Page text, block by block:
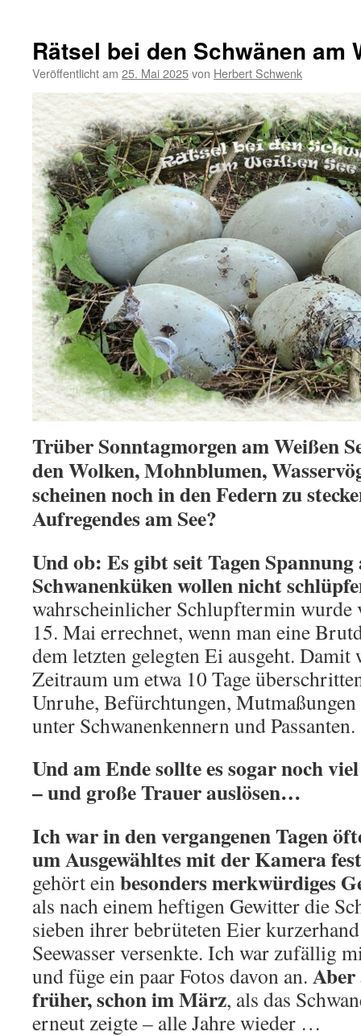
Rätsel bei den Schwänen am
Veröffentlicht am 25. Mai 2025von Herbert Schwenk
Trüber Sonntagmorgen am Weißen
den Wolken, Mohnblumen,
scheinen noch in den Federn zu
Aufregendes am See?
Und ob: Es gibt seit Tagen Spannung
Schwanenküken wollen nicht
wahrscheinlicher Schlupftermin wurde
15. Mai errechnet, wenn man eine
dem letzten gelegten Ei ausgeht. Damit
Zeitraum um etwa 10 Tage
Unruhe, Befürchtungen,
unter Schwanenkennern und Passanten.
Und am Ende sollte es sogar noch
– und große Trauer auslösen…
Ich war in den vergangenen Tagen
um Ausgewähltes mit der Kamera
gehört einbesonders merkwürdiges
als nach einem heftigen Gewitter die
sieben ihrer bebrüteten Eier
Seewasser versenkte. Ich war zufällig
und füge ein paar Fotos davon an. Aber
früher, schon im März, als das
erneut zeigte – alle Jahre wieder …